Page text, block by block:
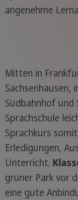
angenehme
Mitten in
Sachsenhausen,
Südbahnhof und
Sprachschule
Sprachkurs
Erledigungen,
Unterricht.
grüner Park vor
eine gute